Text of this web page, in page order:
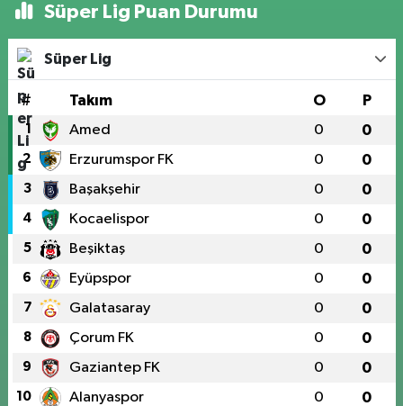
Süper Lig Puan Durumu
Süper Lig
# Takım O P
1 Amed 0 0
2 Erzurumspor FK 0 0
3 Başakşehir 0 0
4 Kocaelispor 0 0
5 Beşiktaş 0 0
6 Eyüpspor 0 0
7 Galatasaray 0 0
8 Çorum FK 0 0
9 Gaziantep FK 0 0
10 Alanyaspor 0 0